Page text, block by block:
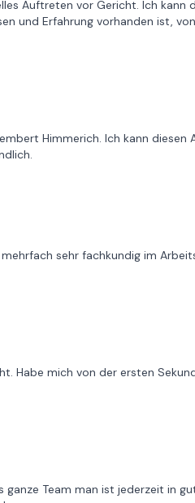
Auftreten vor Gericht. Ich kann
und Erfahrung vorhanden ist,
Himmerich. Ich kann
sehr fachkundig im
Habe mich von der ersten
Team man ist jederzeit in